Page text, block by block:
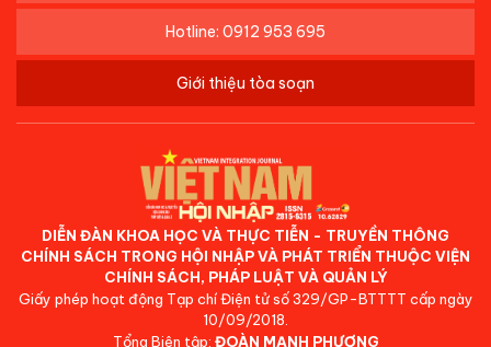
Hotline: 0912 953 695
Giới thiệu tòa soạn
DIỄN ĐÀN KHOA HỌC VÀ THỰC TIỄN - TRUYỀN THÔNG
CHÍNH SÁCH TRONG HỘI NHẬP VÀ PHÁT TRIỂN THUỘC VIỆN
CHÍNH SÁCH, PHÁP LUẬT VÀ QUẢN LÝ
Giấy phép hoạt động Tạp chí Điện tử số 329/GP-BTTTT cấp ngày
10/09/2018.
Tổng Biên tập: ĐOÀN MẠNH PHƯƠNG